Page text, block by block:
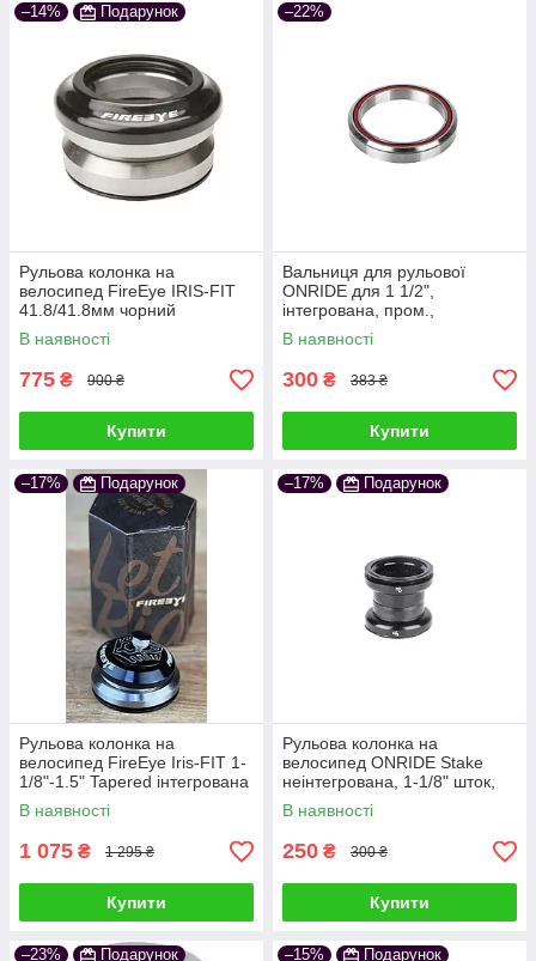
–14% Подарунок
Рульова колонка на
велосипед FireEye IRIS-FIT
41.8/41.8мм чорний
В наявності
775 ₴ 900 ₴
Купити
–22%
Вальниця для рульової
ONRIDE для 1 1/2",
інтегрована, пром.,
52х45°х45°
В наявності
300 ₴ 383 ₴
Купити
–17% Подарунок
Рульова колонка на
велосипед FireEye Iris-FIT 1-
1/8"-1.5" Tapered інтегрована
В наявності
1 075 ₴ 1 295 ₴
Купити
–17% Подарунок
Рульова колонка на
велосипед ONRIDE Stake
неінтегрована, 1-1/8" шток,
посадка EC34/34 мм, кульки
В наявності
250 ₴ 300 ₴
Купити
–23% Подарунок –15% Подарунок